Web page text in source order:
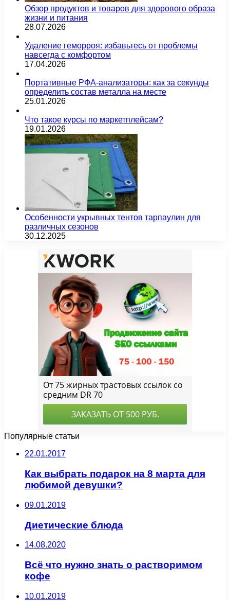
Обзор продуктов и товаров для здорового образа
жизни и питания
28.07.2026
Удаление геморроя: избавьтесь от проблемы
навсегда с комфортом
17.04.2026
Портативные РФА-анализаторы: как за секунды
определить состав металла на месте
25.01.2026
Что такое курсы по маркетплейсам?
19.01.2026
Особенности укрывных тентов тарпаулин для
различных сезонов
30.12.2025
Популярные статьи
22.01.2017
Как выбрать подарок на 8 марта для
любимой девушки?
09.01.2019
Диетические блюда
14.08.2020
Всё что нужно знать о растворимом
кофе
10.01.2019